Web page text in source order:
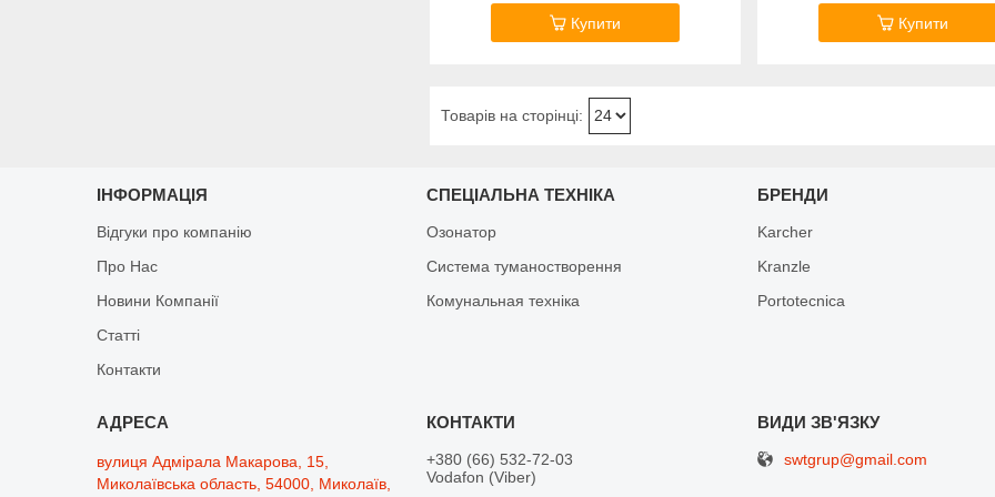
Купити Купити
ІНФОРМАЦІЯ
Відгуки про компанію
Про Нас
Новини Компанії
Статті
Контакти
СПЕЦІАЛЬНА ТЕХНІКА
Озонатор
Система туманостворення
Комунальная техніка
БРЕНДИ
Karcher
Kranzle
Portotecnica
вулиця Адмірала Макарова, 15,
Миколаївська область, 54000, Миколаїв,
+380 (66) 532-72-03
Vodafon (Viber)
swtgrup@gmail.com